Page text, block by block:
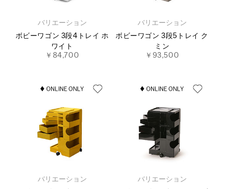
バリエーション
ボビーワゴン 3段4トレイ ホ
ワイト
￥84,700
バリエーション
ボビーワゴン 3段5トレイ ク
ミン
￥93,500
バリエーション
バリエーション